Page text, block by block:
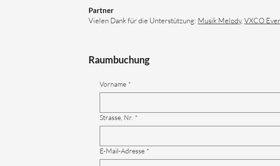
Partner
Vielen Dank für die Unterstützung: Musik Melody, VXCO
Raumbuchung
Vorname *
Strasse, Nr. *
E-Mail-Adresse *